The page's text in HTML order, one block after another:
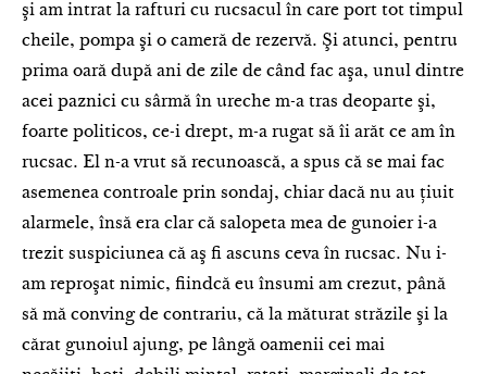
şi am intrat la rafturi cu rucsacul în care port tot timpul
cheile, pompa şi o cameră de rezervă. Şi atunci, pentru
prima oară după ani de zile de când fac aşa, unul dintre
acei paznici cu sârmă în ureche m-a tras deoparte şi,
foarte politicos, ce-i drept, m-a rugat să îi arăt ce am în
rucsac. El n-a vrut să recunoască, a spus că se mai fac
asemenea controale prin sondaj, chiar dacă nu au ţiuit
alarmele, însă era clar că salopeta mea de gunoier i-a
trezit suspiciunea că aş fi ascuns ceva în rucsac. Nu i-
am reproşat nimic, fiindcă eu însumi am crezut, până
să mă conving de contrariu, că la măturat străzile şi la
cărat gunoiul ajung, pe lângă oamenii cei mai